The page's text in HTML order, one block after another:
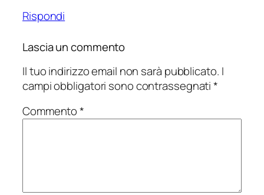
Rispondi
Lascia un commento
Il tuo indirizzo email non sarà pubblicato. I
campi obbligatori sono contrassegnati*
Commento*